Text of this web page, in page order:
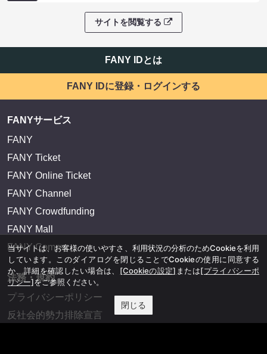
サイトを閲覧する
FANY IDとは
FANY IDに登録・ログインする
FANYサービス
FANY
FANY Ticket
FANY Online Ticket
FANY Channel
FANY Crowdfunding
FANY Mall
FANY Commu
法務・規約
プライバシーポリシー
反社会的勢力排除宣言
当サイトは、お客様の使いやすさ、利用状況の分析のためCookieを利用
しています。このダイアログを閉じることでCookieの使用に同意する
か、詳細を確認したい場合は、 [Cookieの設定] または[プライバシーポ
リシー]をご参照ください。
閉じる